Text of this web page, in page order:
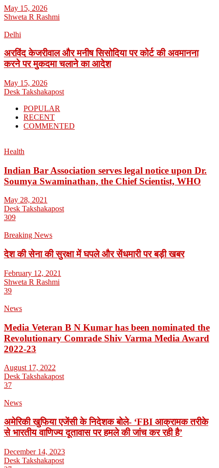
May 15, 2026
Shweta R Rashmi
Delhi
अरविंद केजरीवाल और मनीष सिसोदिया पर कोर्ट की अवमानना
करने पर मुकदमा चलाने का आदेश
May 15, 2026
Desk Takshakapost
POPULAR
RECENT
COMMENTED
Health
Indian Bar Association serves legal notice upon Dr.
Soumya Swaminathan, the Chief Scientist, WHO
May 28, 2021
Desk Takshakapost
309
Breaking News
देश की सेना की सुरक्षा में घपले और सेंधमारी पर बड़ी खबर
February 12, 2021
Shweta R Rashmi
39
News
Media Veteran B N Kumar has been nominated the
Revolutionary Comrade Shiv Varma Media Award
2022-23
August 17, 2022
Desk Takshakapost
37
News
अमेरिकी खुफिया एजेंसी के निदेशक बोले- ‘FBI आक्रामक तरीके
से भारतीय वाणिज्य दूतावास पर हमले की जांच कर रही है’
December 14, 2023
Desk Takshakapost